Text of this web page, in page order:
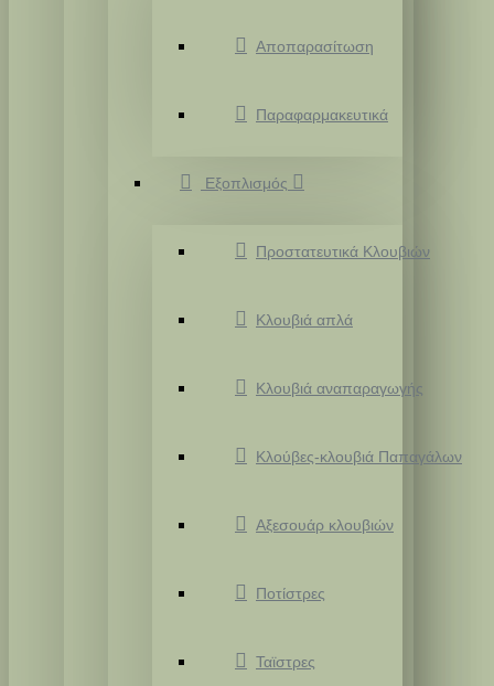
Αποπαρασίτωση
Παραφαρμακευτικά
Εξοπλισμός
Προστατευτικά Κλουβιών
Κλουβιά απλά
Κλουβιά αναπαραγωγής
Κλούβες-κλουβιά Παπαγάλων
Αξεσουάρ κλουβιών
Ποτίστρες
Ταϊστρες